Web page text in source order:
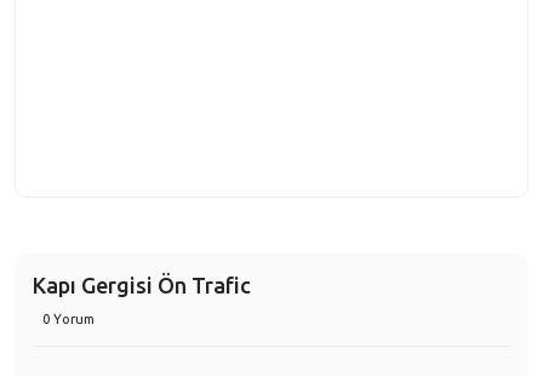
Kapı Gergisi Ön Trafic
0 Yorum